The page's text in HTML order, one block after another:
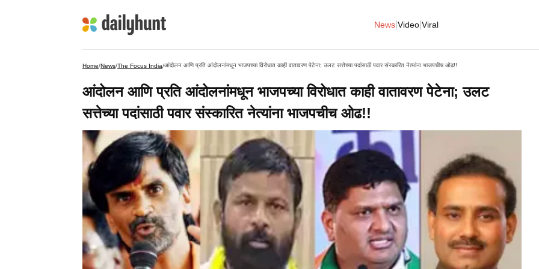
News Video Viral
Home/News/The Focus India/आंदोलन आणि प्रति आंदोलनांमधून भाजपच्या विरोधात काही वातावरण पेटेना; उलट सत्तेच्या पदांसाठी पवार संस्कारित नेत्यांना भाजपचीच ओढ!!
आंदोलन आणि प्रति आंदोलनांमधून भाजपच्या विरोधात काही वातावरण पेटेना; उलट
सत्तेच्या पदांसाठी पवार संस्कारित नेत्यांना भाजपचीच ओढ!!